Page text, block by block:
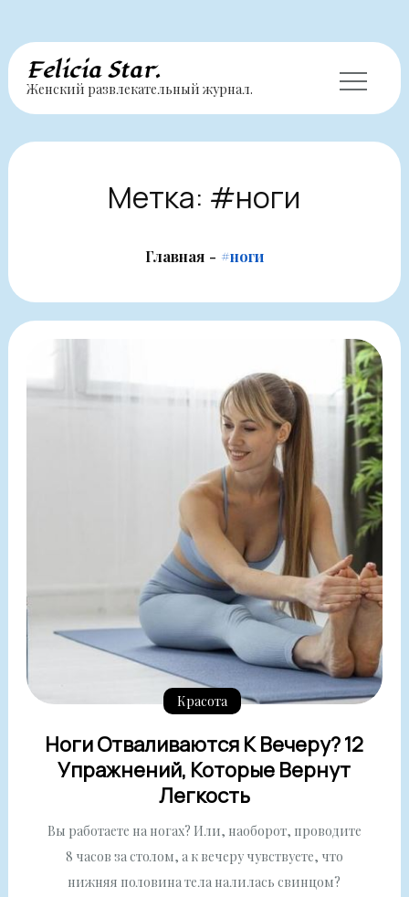
Перейти
содержимому
Felicia Star.
Женский развлекательный журнал.
Метка: #ноги
Главная #ноги
Красота
Ноги Отваливаются К Вечеру? 12
Упражнений, Которые Вернут
Легкость
Вы работаете на ногах? Или, наоборот, проводите
8 часов за столом, а к вечеру чувствуете, что
нижняя половина тела налилась свинцом?